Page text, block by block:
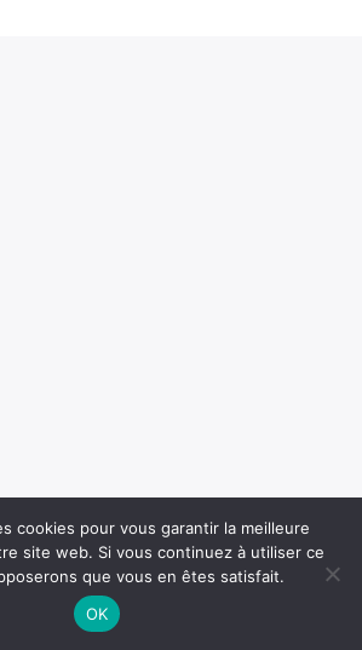
cookies pour vous garantir la meilleure
site web. Si vous continuez à utiliser ce
que vous en êtes satisfait.
OK